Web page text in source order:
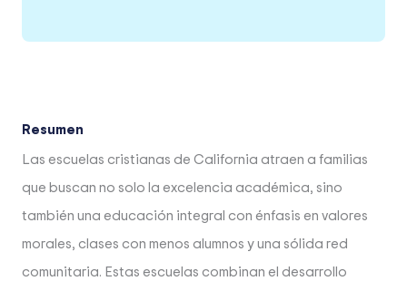
Resumen
Las escuelas cristianas de California atraen a familias
que buscan no solo la excelencia académica, sino
también una educación integral con énfasis en valores
morales, clases con menos alumnos y una sólida red
comunitaria. Estas escuelas combinan el desarrollo